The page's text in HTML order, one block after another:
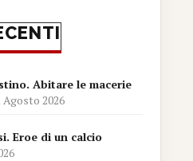
Abitare le macerie
Agosto 2026
Eroe di un calcio